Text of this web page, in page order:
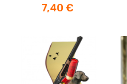
Preis
7,40 €